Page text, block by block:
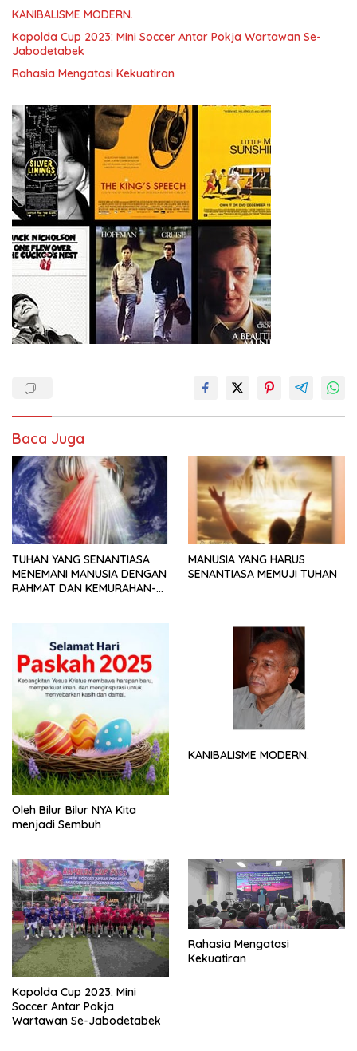
KANIBALISME MODERN.
Kapolda Cup 2023: Mini Soccer Antar Pokja Wartawan Se-
Jabodetabek
Rahasia Mengatasi Kekuatiran
Baca Juga
TUHAN YANG SENANTIASA
MENEMANI MANUSIA DENGAN
RAHMAT DAN KEMURAHAN-
MANUSIA YANG HARUS
SENANTIASA MEMUJI TUHAN
Oleh Bilur Bilur NYA Kita
menjadi Sembuh
KANIBALISME MODERN.
Kapolda Cup 2023: Mini
Soccer Antar Pokja
Wartawan Se-Jabodetabek
Rahasia Mengatasi
Kekuatiran